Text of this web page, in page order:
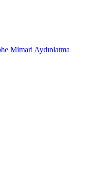
Mimari Aydınlatma